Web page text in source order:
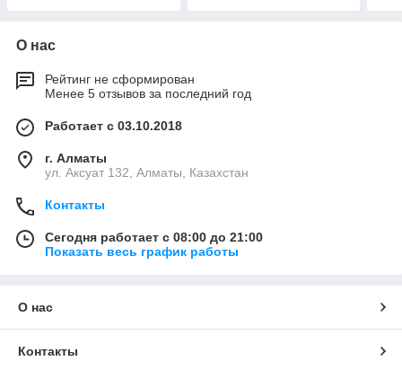
О нас
Рейтинг не сформирован
Менее 5 отзывов за последний год
Работает с 03.10.2018
г. Алматы
ул. Аксуат 132, Алматы, Казахстан
Контакты
Сегодня работает с 08:00 до 21:00
Показать весь график работы
О нас
Контакты